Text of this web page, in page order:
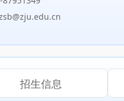
招生信息